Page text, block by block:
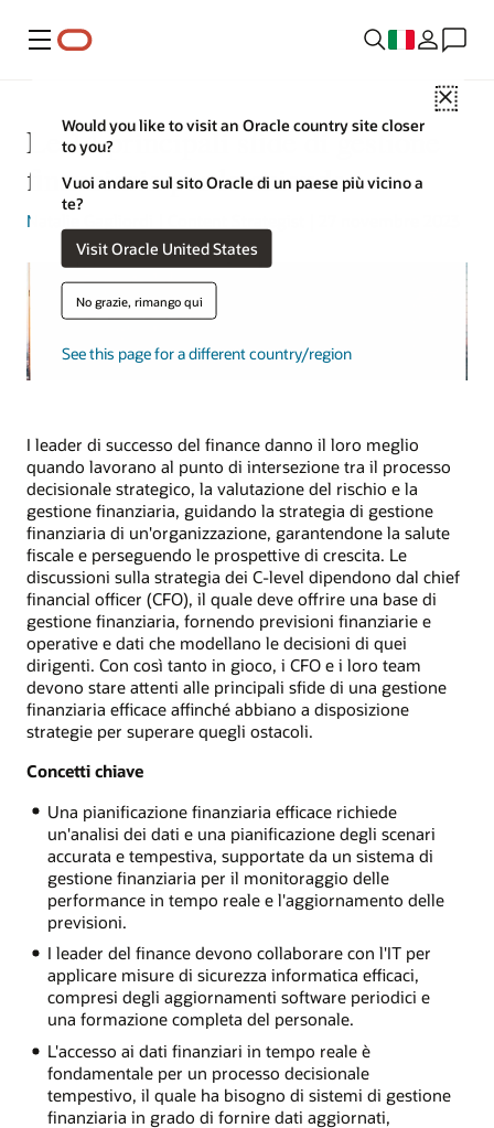
Menu
Close
Would you like to visit an Oracle country site closer
to you?
Vuoi andare sul sito Oracle di un paese più vicino a
te?
Visit Oracle United States
No grazie, rimango qui
See this page for a different country/region
Le 14 principali sfide di gestione
finanziaria per le aziende
Natalie Gagliordi
I leader di successo del finance danno il loro meglio
quando lavorano al punto di intersezione tra il processo
decisionale strategico, la valutazione del rischio e la
gestione finanziaria, guidando la strategia di gestione
finanziaria di un'organizzazione, garantendone la salute
fiscale e perseguendo le prospettive di crescita. Le
discussioni sulla strategia dei C-level dipendono dal chief
financial officer (CFO), il quale deve offrire una base di
gestione finanziaria, fornendo previsioni finanziarie e
operative e dati che modellano le decisioni di quei
dirigenti. Con così tanto in gioco, i CFO e i loro team
devono stare attenti alle principali sfide di una gestione
finanziaria efficace affinché abbiano a disposizione
strategie per superare quegli ostacoli.
Concetti chiave
Una pianificazione finanziaria efficace richiede
un'analisi dei dati e una pianificazione degli scenari
accurata e tempestiva, supportate da un sistema di
gestione finanziaria per il monitoraggio delle
performance in tempo reale e l'aggiornamento delle
previsioni.
I leader del finance devono collaborare con l'IT per
applicare misure di sicurezza informatica efficaci,
compresi degli aggiornamenti software periodici e
una formazione completa del personale.
L'accesso ai dati finanziari in tempo reale è
fondamentale per un processo decisionale
tempestivo, il quale ha bisogno di sistemi di gestione
finanziaria in grado di fornire dati aggiornati,